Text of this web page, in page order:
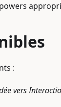
:
vers